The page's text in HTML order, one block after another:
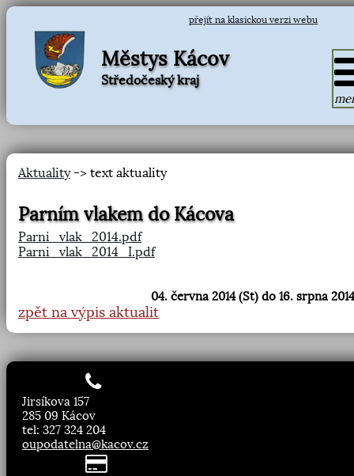
přejít na klasickou verzi webu
Městys Kácov
Středočeský kraj
Aktuality-> text aktuality
Parním vlakem do Kácova
Parni_vlak_2014.pdf
Parni_vlak_2014_I.pdf
04. června 2014 (St) do 16. srpna
zpět na výpis aktualit
Jirsíkova 157
285 09 Kácov
tel: 327 324 204
oupodatelna@kacov.cz